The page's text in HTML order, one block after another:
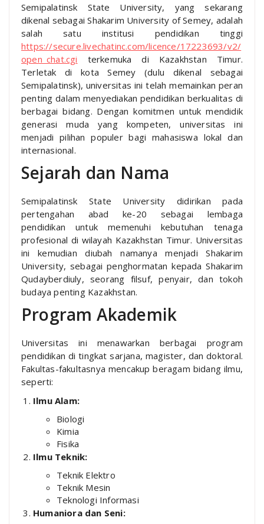
Semipalatinsk State University, yang sekarang
dikenal sebagai Shakarim University of Semey, adalah
salah satu institusi pendidikan tinggi
https://secure.livechatinc.com/licence/17223693/v2/
open_chat.cgi terkemuka di Kazakhstan Timur.
Terletak di kota Semey (dulu dikenal sebagai
Semipalatinsk), universitas ini telah memainkan peran
penting dalam menyediakan pendidikan berkualitas di
berbagai bidang. Dengan komitmen untuk mendidik
generasi muda yang kompeten, universitas ini
menjadi pilihan populer bagi mahasiswa lokal dan
internasional.
Sejarah dan Nama
Semipalatinsk State University didirikan pada
pertengahan abad ke-20 sebagai lembaga
pendidikan untuk memenuhi kebutuhan tenaga
profesional di wilayah Kazakhstan Timur. Universitas
ini kemudian diubah namanya menjadi Shakarim
University, sebagai penghormatan kepada Shakarim
Qudayberdiuly, seorang filsuf, penyair, dan tokoh
budaya penting Kazakhstan.
Program Akademik
Universitas ini menawarkan berbagai program
pendidikan di tingkat sarjana, magister, dan doktoral.
Fakultas-fakultasnya mencakup beragam bidang ilmu,
seperti:
Ilmu Alam:
Biologi
Kimia
Fisika
Ilmu Teknik:
Teknik Elektro
Teknik Mesin
Teknologi Informasi
Humaniora dan Seni: